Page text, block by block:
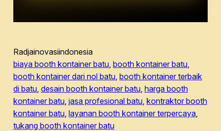
Radjainovasiindonesia
biaya booth kontainer batu, booth kontainer batu
booth kontainer dari nol batu, booth kontainer terbaik
di batu, desain booth kontainer batu, harga booth
kontainer batu, jasa profesional batu, kontraktor booth
kontainer batu, layanan booth kontainer terpercaya
tukang booth kontainer batu